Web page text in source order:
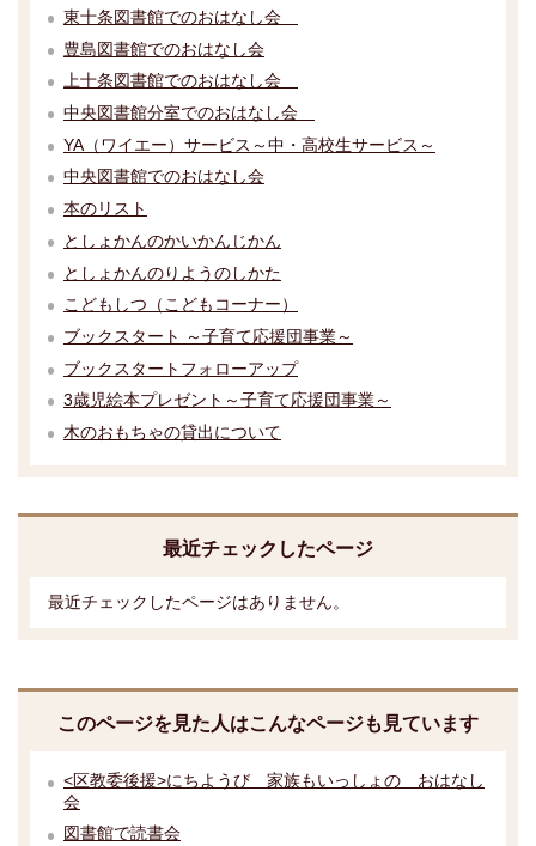
東十条図書館でのおはなし会
豊島図書館でのおはなし会
上十条図書館でのおはなし会
中央図書館分室でのおはなし会
YA（ワイエー）サービス～中・高校生サービス～
中央図書館でのおはなし会
本のリスト
としょかんのかいかんじかん
としょかんのりようのしかた
こどもしつ（こどもコーナー）
ブックスタート ～子育て応援団事業～
ブックスタートフォローアップ
3歳児絵本プレゼント～子育て応援団事業～
木のおもちゃの貸出について
最近チェックしたページ
最近チェックしたページはありません。
このページを見た人はこんなページも見ています
<区教委後援>にちようび 家族もいっしょの おはなし
会
図書館で読書会